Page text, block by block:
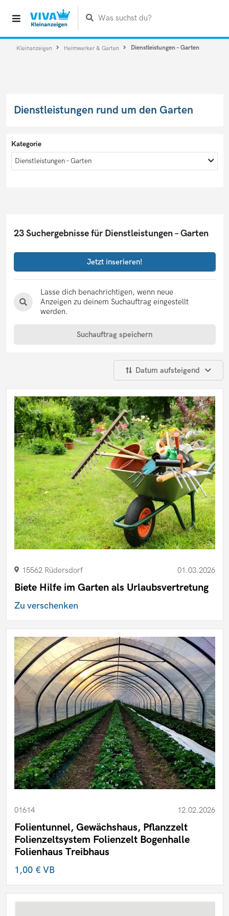
Was suchst du?
Kleinanzeigen Heimwerker & Garten Dienstleistungen – Garten
Dienstleistungen rund um den Garten
Kategorie
Dienstleistungen – Garten
23 Suchergebnisse für Dienstleistungen – Garten
Jetzt inserieren!
Lasse dich benachrichtigen, wenn neue
Anzeigen zu deinem Suchauftrag eingestellt
werden.
Suchauftrag speichern
Datum aufsteigend
15562 Rüdersdorf 01.03.2026
Biete Hilfe im Garten als Urlaubsvertretung
Zu verschenken
01614 12.02.2026
Folientunnel, Gewächshaus, Pflanzzelt
Folienzeltsystem Folienzelt Bogenhalle
Folienhaus Treibhaus
1,00 €VB